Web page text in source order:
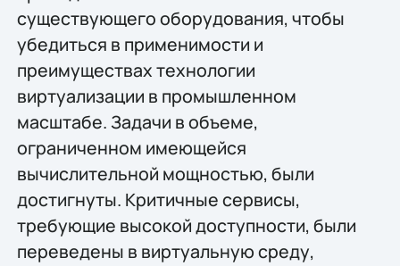
существующего оборудования, чтобы
убедиться в применимости и
преимуществах технологии
виртуализации в промышленном
масштабе. Задачи в объеме,
ограниченном имеющейся
вычислительной мощностью, были
достигнуты. Критичные сервисы,
требующие высокой доступности, были
переведены в виртуальную среду,